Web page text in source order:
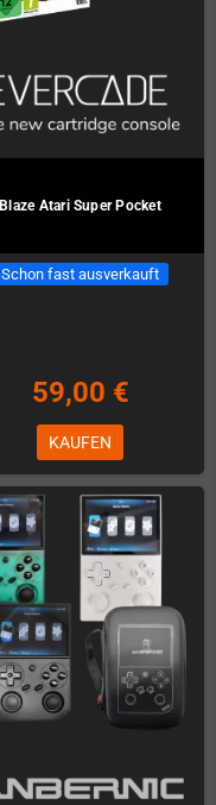
Blaze Atari Super Pocket
Schon fast ausverkauft
59,00 €
KAUFEN